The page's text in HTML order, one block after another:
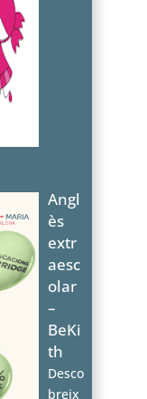
Angl
ès
extr
aesc
olar
–
BeKi
th
Desco
breix